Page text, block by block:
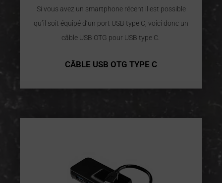
Si vous avez un smartphone récent il est possible
qu’il soit équipé d’un port USB type C, voici donc un
câble USB OTG pour USB type C.
CÂBLE USB OTG TYPE C